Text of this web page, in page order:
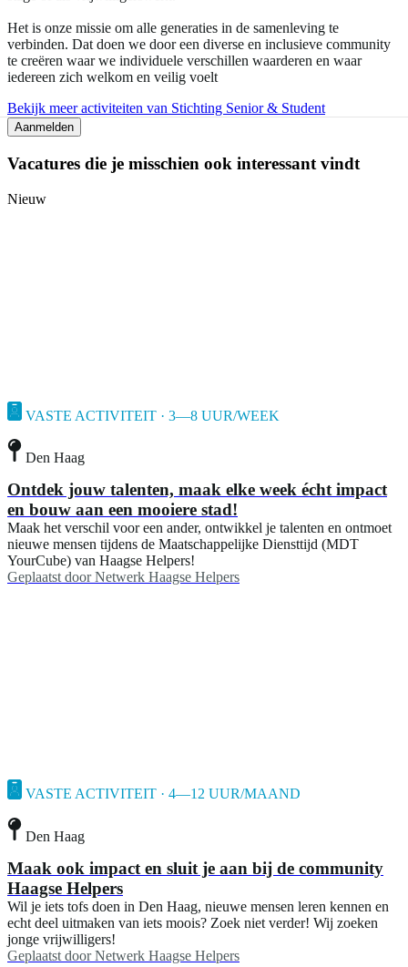
Het is onze missie om alle generaties in de samenleving te
verbinden. Dat doen we door een diverse en inclusieve community
te creëren waar we individuele verschillen waarderen en waar
iedereen zich welkom en veilig voelt
Bekijk meer activiteiten van Stichting Senior & Student
Aanmelden
Vacatures die je misschien ook interessant vindt
Nieuw
VASTE ACTIVITEIT · 3—8 UUR/WEEK
Den Haag
Ontdek jouw talenten, maak elke week écht impact
en bouw aan een mooiere stad!
Maak het verschil voor een ander, ontwikkel je talenten en ontmoet
nieuwe mensen tijdens de Maatschappelijke Diensttijd (MDT
YourCube) van Haagse Helpers!
Geplaatst door Netwerk Haagse Helpers
VASTE ACTIVITEIT · 4—12 UUR/MAAND
Den Haag
Maak ook impact en sluit je aan bij de community
Haagse Helpers
Wil je iets tofs doen in Den Haag, nieuwe mensen leren kennen en
echt deel uitmaken van iets moois? Zoek niet verder! Wij zoeken
jonge vrijwilligers!
Geplaatst door Netwerk Haagse Helpers